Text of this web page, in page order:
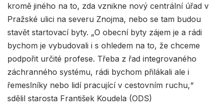
kromě jiného na to, zda vznikne nový centrální úřad v
Pražské ulici na severu Znojma, nebo se tam budou
stavět startovací byty. „O obecní byty zájem je a rádi
bychom je vybudovali i s ohledem na to, že chceme
podpořit určité profese. Třeba z řad integrovaného
záchranného systému, rádi bychom přilákali ale i
řemeslníky nebo lidí pracující v cestovním ruchu,“
sdělil starosta František Koudela (ODS)